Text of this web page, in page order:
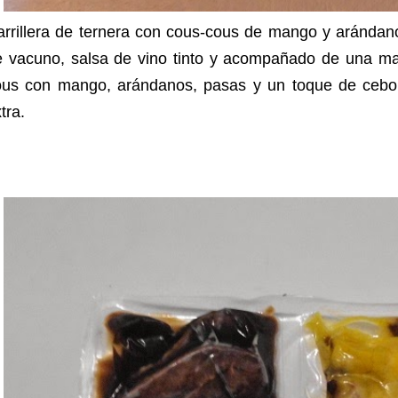
de ternera con cous-cous de mango y
vacuno, salsa de vino tinto y acompañado de una
con mango, arándanos, pasas y un toque de